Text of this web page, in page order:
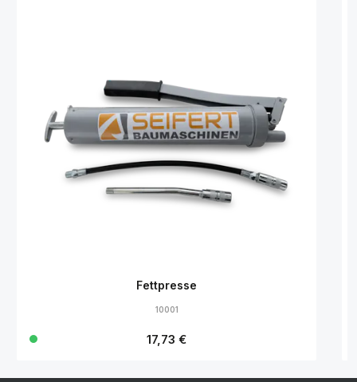
Fettpresse
10001
Regulärer Preis:
17,73 €